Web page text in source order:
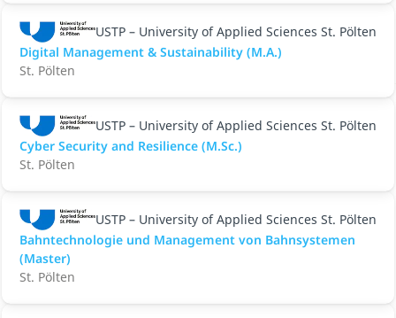
USTP – University of Applied Sciences St. Pölten
Digital Management & Sustainability (M.A.)
St. Pölten
USTP – University of Applied Sciences St. Pölten
Cyber Security and Resilience (M.Sc.)
St. Pölten
USTP – University of Applied Sciences St. Pölten
Bahntechnologie und Management von Bahnsystemen
(Master)
St. Pölten